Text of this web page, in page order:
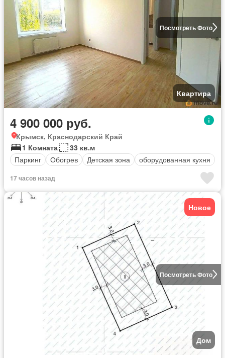
Посмотреть Фото
Квартира
4 900 000 руб.
Крымск, Краснодарский Край
1 Комната
33 кв.м
Паркинг
Обогрев Детская зона оборудованная кухня
17 часов назад
Посмотреть Фото
Новое
Дом